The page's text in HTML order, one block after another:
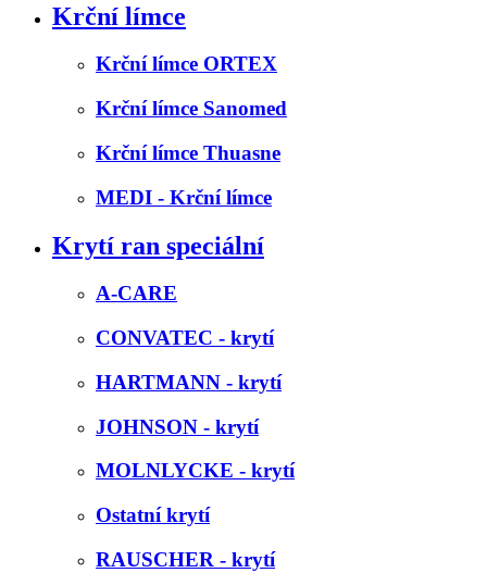
Krční límce
Krční límce ORTEX
Krční límce Sanomed
Krční límce Thuasne
MEDI - Krční límce
Krytí ran speciální
A-CARE
CONVATEC - krytí
HARTMANN - krytí
JOHNSON - krytí
MOLNLYCKE - krytí
Ostatní krytí
RAUSCHER - krytí